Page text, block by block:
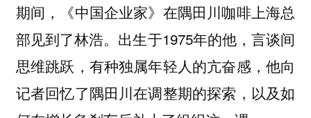
期间，《中国企业家》在隅田川咖啡上海总
部见到了林浩。出生于1975年的他，言谈间
思维跳跃，有种独属年轻人的亢奋感，他向
记者回忆了隅田川在调整期的探索，以及如